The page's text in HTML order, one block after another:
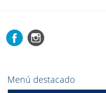
Menú destacado